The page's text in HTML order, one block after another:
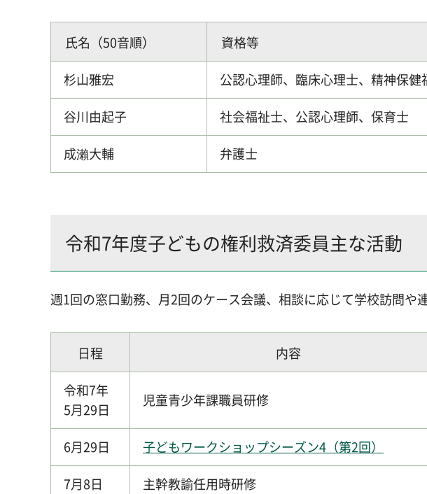
氏名（50音順）
資格等
杉山雅宏
公認心理師、臨床心理士、精神保
谷川由起子
社会福祉士、公認心理師、保育士
成瀨大輔
弁護士
令和7年度子どもの権利救済委員主な活動
週1回の窓口勤務、月2回のケース会議、相談に応じて学校訪問や
日程
内容
令和7年
5月29日
児童青少年課職員研修
6月29日
子どもワークショップシーズン4（第2回）
7月8日
主幹教諭任用時研修